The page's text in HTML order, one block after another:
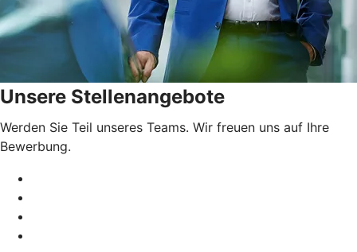
Unsere Stellenangebote
Werden Sie Teil unseres Teams. Wir freuen uns auf Ihre
Bewerbung.